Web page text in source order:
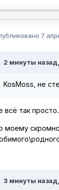
7
2 минуты
KosMoss, не
всё так просто.
моему
3 минуты